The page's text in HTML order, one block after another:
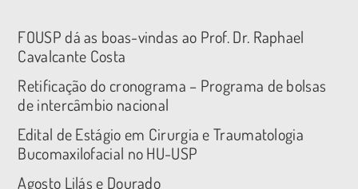
FOUSP dá as boas-vindas ao Prof. Dr. Raphael
Cavalcante Costa
Retificação do cronograma – Programa de bolsas
de intercâmbio nacional
Edital de Estágio em Cirurgia e Traumatologia
Bucomaxilofacial no HU-USP
Agosto Lilás e Dourado